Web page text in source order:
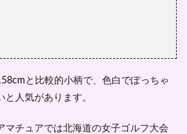
と比較的小柄で、色白でぽっちゃ
と人気があります。
マチュアでは北海道の女子ゴルフ大会